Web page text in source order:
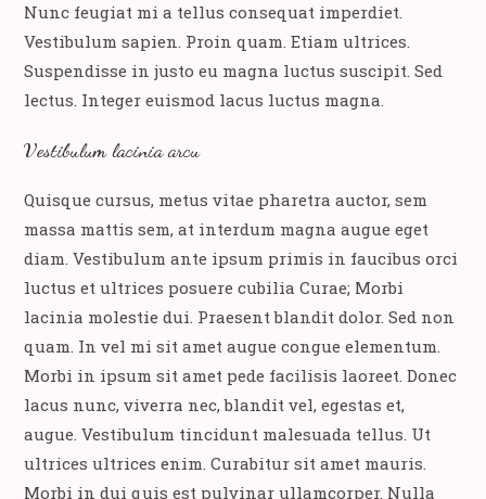
Nunc feugiat mi a tellus consequat imperdiet.
Vestibulum sapien. Proin quam. Etiam ultrices.
Suspendisse in justo eu magna luctus suscipit. Sed
lectus. Integer euismod lacus luctus magna.
Vestibulum lacinia arcu
Quisque cursus, metus vitae pharetra auctor, sem
massa mattis sem, at interdum magna augue eget
diam. Vestibulum ante ipsum primis in faucibus orci
luctus et ultrices posuere cubilia Curae; Morbi
lacinia molestie dui. Praesent blandit dolor. Sed non
quam. In vel mi sit amet augue congue elementum.
Morbi in ipsum sit amet pede facilisis laoreet. Donec
lacus nunc, viverra nec, blandit vel, egestas et,
augue. Vestibulum tincidunt malesuada tellus. Ut
ultrices ultrices enim. Curabitur sit amet mauris.
Morbi in dui quis est pulvinar ullamcorper. Nulla